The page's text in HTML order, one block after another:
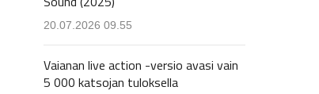
20.07.2026 09.55
Vaianan live action -versio avasi vain
5 000 katsojan tuloksella